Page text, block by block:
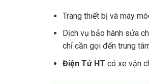
Trang thiết bị và máy
Dịch vụ bảo hành sửa
chỉ cần gọi đến trung
Điện Tử HT có xe vận